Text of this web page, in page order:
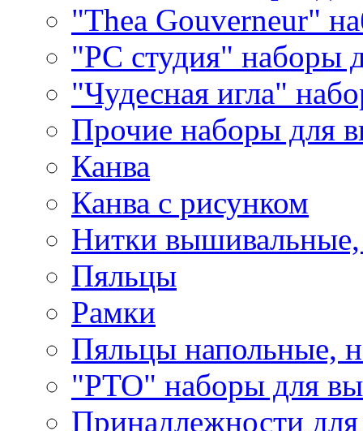
"Thea Gouverneur"
"РС студия" наборы
"Чудесная игла"
Прочие наборы для
Канва
Канва с рисунком
Нитки
Пяльцы
Рамки
Пяльцы напольные,
"РТО" наборы для
Принадлежности